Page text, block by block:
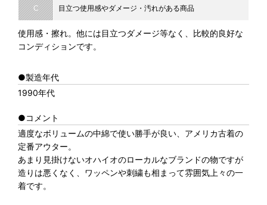
C 目立つ使用感やダメージ・汚れがある商品
使用感・擦れ。他には目立つダメージ等なく、比較的良好な
コンディションです。
●製造年代
1990年代
●コメント
適度なボリュームの中綿で使い勝手が良い、アメリカ古着の
定番アウター。
あまり見掛けないオハイオのローカルなブランドの物ですが
造りは悪くなく、ワッペンや刺繍も相まって雰囲気上々の一
着です。